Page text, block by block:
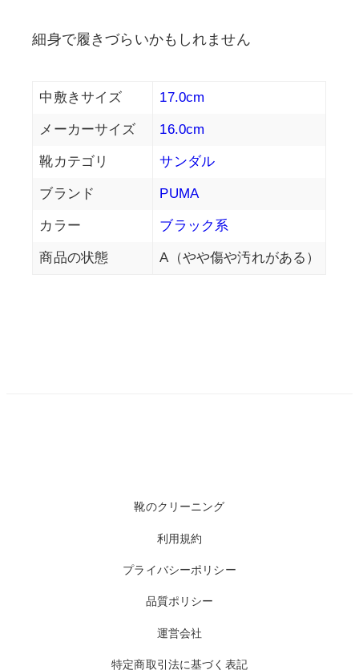
細身で履きづらいかもしれません
中敷きサイズ 17.0cm
メーカーサイズ 16.0cm
靴カテゴリ サンダル
ブランド PUMA
カラー ブラック系
商品の状態 A（やや傷や汚れがある）
靴のクリーニング
利用規約
プライバシーポリシー
品質ポリシー
運営会社
特定商取引法に基づく表記